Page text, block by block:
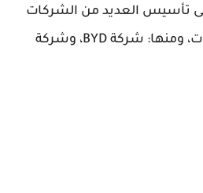
تأسيس العديد من الشركات
الجديدة لصناعة السيّارات، ومنها: شركة BYD، وشركة